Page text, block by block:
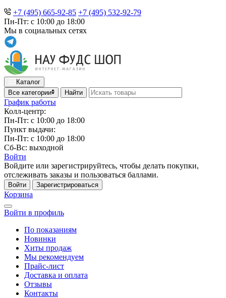
+7 (495) 665-92-85 +7 (495) 532-92-79
Пн-Пт: с 10:00 до 18:00
Мы в социальных сетях
Каталог
Все категории
Найти
График работы
Колл-центр:
Пн-Пт: с 10:00 до 18:00
Пункт выдачи:
Пн-Пт: с 10:00 до 18:00
Сб-Вс: выходной
Войти
Войдите или зарегистрируйтесь, чтобы делать покупки,
отслеживать заказы и пользоваться баллами.
Войти Зарегистрироваться
Корзина
Войти в профиль
По показаниям
Новинки
Хиты продаж
Мы рекомендуем
Прайс-лист
Доставка и оплата
Отзывы
Контакты